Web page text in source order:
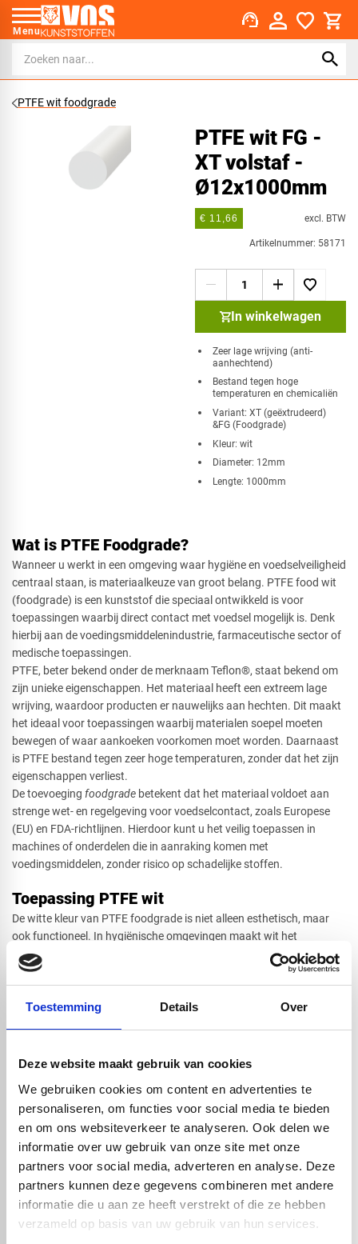
Toestemming Details Over
Deze website maakt gebruik van cookies
We gebruiken cookies om content en advertenties te
personaliseren, om functies voor social media te bieden
en om ons websiteverkeer te analyseren. Ook delen we
informatie over uw gebruik van onze site met onze
partners voor social media, adverteren en analyse. Deze
partners kunnen deze gegevens combineren met andere
informatie die u aan ze heeft verstrekt of die ze hebben
verzameld op basis van uw gebruik van hun services.
Menu support_agent
PTFE wit foodgrade
PTFE wit FG -
XT volstaf -
Ø12x1000mm
€ 11,66 excl. BTW
Artikelnummer: 58171
In winkelwagen
Zeer lage wrijving (anti-
aanhechtend)
Bestand tegen hoge
temperaturen en chemicaliën
Variant: XT (geëxtrudeerd)
&FG (Foodgrade)
Kleur: wit
Diameter: 12mm
Lengte: 1000mm
Wat is PTFE Foodgrade?
Wanneer u werkt in een omgeving waar hygiëne en voedselveiligheid
centraal staan, is materiaalkeuze van groot belang. PTFE food wit
(foodgrade) is een kunststof die speciaal ontwikkeld is voor
toepassingen waarbij direct contact met voedsel mogelijk is. Denk
hierbij aan de voedingsmiddelenindustrie, farmaceutische sector of
medische toepassingen.
PTFE, beter bekend onder de merknaam Teflon®, staat bekend om
zijn unieke eigenschappen. Het materiaal heeft een extreem lage
wrijving, waardoor producten er nauwelijks aan hechten. Dit maakt
het ideaal voor toepassingen waarbij materialen soepel moeten
bewegen of waar aankoeken voorkomen moet worden. Daarnaast
is PTFE bestand tegen zeer hoge temperaturen, zonder dat het zijn
eigenschappen verliest.
De toevoeging foodgrade betekent dat het materiaal voldoet aan
strenge wet- en regelgeving voor voedselcontact, zoals Europese
(EU) en FDA-richtlijnen. Hierdoor kunt u het veilig toepassen in
machines of onderdelen die in aanraking komen met
voedingsmiddelen, zonder risico op schadelijke stoffen.
Toepassing PTFE wit
De witte kleur van PTFE foodgrade is niet alleen esthetisch, maar
ook functioneel. In hygiënische omgevingen maakt wit het
eenvoudiger om vervuiling te signaleren en schoon te houden. Dit is
een belangrijke reden waarom deze variant veel wordt toegepast in
productielijnen en verwerkingsmachines.
Wat PTFE verder bijzonder maakt, is de uitstekende chemische
langdurig inzetbaar, zelfs in intensieve en veeleisende omgevingen.
stabiele en hygiënische toepassing.
In de praktijk wordt PTFE food wit veel gebruikt voor onderdelen
zoals afdichtingen, glijplaten, lagers en transportgeleidingen. Overal
waar voedselveiligheid, lage wrijving en duurzaamheid
samenkomen, is dit materiaal een logische keuze.
Handig om er bij te kopen